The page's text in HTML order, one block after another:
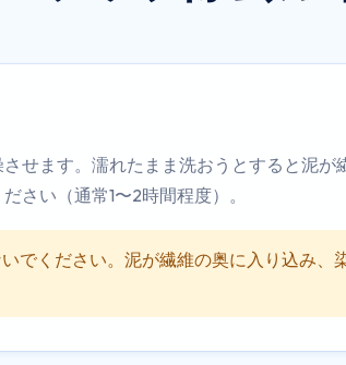
せます。濡れたまま洗おうとすると泥が
さい（通常1〜2時間程度）。
でください。泥が繊維の奥に入り込み、